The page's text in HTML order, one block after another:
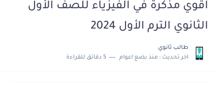
اقوي مذكرة في الفيزياء للصف الأول
الثانوي الترم الأول 2024
طالب ثانوي
اخر تحديث : منذ بضع اعوام 5 دقائق للقراءة